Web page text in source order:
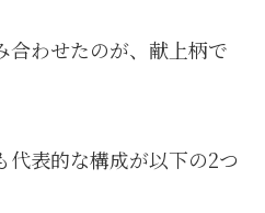
合わせたのが、献上柄で
代表的な構成が以下の2つ